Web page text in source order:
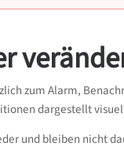
zum Alarm,
dargestellt
und bleiben nicht